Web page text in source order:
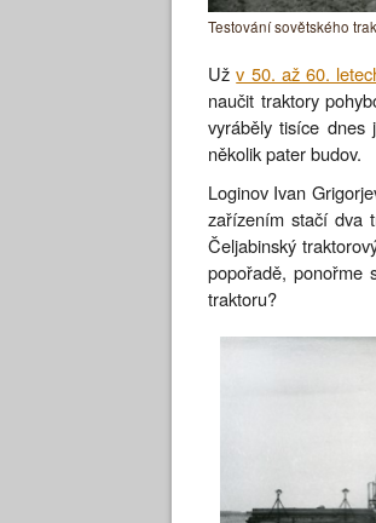
Testování sovětského
Užv 50. až 60.
naučit traktory
vyráběly tisíce dnes
několik pater budov.
Loginov Ivan
zařízením stačí dva
Čeljabinský
popořadě, ponořme
traktoru?